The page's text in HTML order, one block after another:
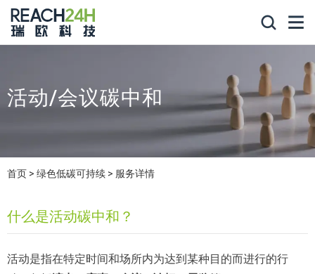
活动/会议碳中和
首页 绿色低碳可持续 服务详情
什么是活动碳中和？
活动是指在特定时间和场所内为达到某种目的而进行的行